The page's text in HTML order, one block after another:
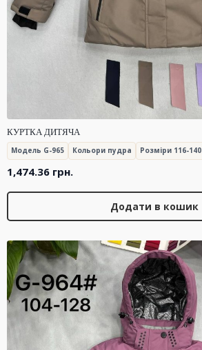
КУРТКА ДИТЯЧА
Модель G-965 Кольори пудра Розміри 116-140
1,474.36 грн.
Додати в кошик